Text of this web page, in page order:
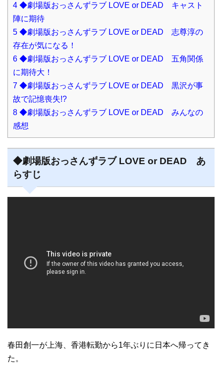
4 ◆劇場版おっさんずラブ LOVE or DEAD キャスト
陣に期待
5 ◆劇場版おっさんずラブ LOVE or DEAD 志尊淳の
存在が気になる！
6 ◆劇場版おっさんずラブ LOVE or DEAD 五角関係
に期待大！
7 ◆劇場版おっさんずラブ LOVE or DEAD 黒沢が事
故で記憶喪失!?
8 ◆劇場版おっさんずラブ LOVE or DEAD みんなの
感想
◆劇場版おっさんずラブ LOVE or DEAD あ
らすじ
春田創一が上海、香港転勤から1年ぶりに日本へ帰ってき
た。